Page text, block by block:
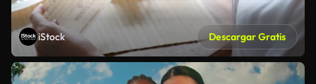
iStock Descargar Gratis